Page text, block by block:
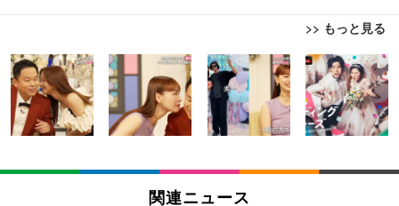
>> もっと見る
[EdoErgo] オフィスチェア 椅子 テレワーク 疲れな
い 跳ね上げ式アームレスト コンパクト 約105度ロッ
キング pc 事務椅子 360度回転 座面昇降 強化ナイロ
ン樹脂ベース 通気性メッシュ 在宅ワーク H-WY01
(黒網+黒枠+黒足)
￥5,699
SIHOO B100 オフィスチェア／デスクチェア メッシ
ュチェア 人間工学 疲れない ブラック
EIZO ビジネス向けプレミアムモニター | FlexScan
EV3240X-WT | 31.5型4K UHD・USB Type-C・ホワ
イト
￥105,595
EIZO ビジネス向けプレミアムモニター | FlexScan
Amazonベーシック ペットシーツ 薄型 レギュラー 1
回使い捨て 無香料 ホワイト 300枚
￥3,373
Amazonベーシック ペットシーツ 厚型 ワイド 42枚
x2袋(84枚) ホワイト(吸収面:ライトブルー)
関連ニュース